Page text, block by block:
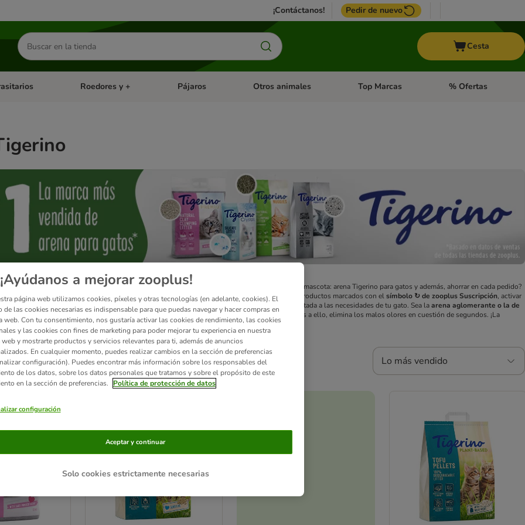
¡Contáctanos! Pedir de nuevo
Buscar
productos
Cesta
abierto: Dieta Vet.Menú de categoria abierto: Antiparasitarios
Roedores y + Menú de categoria abierto: Roedores y +
Pájaros Menú de categoria abierto: Pájaros
Otros animales Menú de categoria abierto: Otros animales
Top Marcas Menú de categoria
% Ofertas
zooplus Suscripción ↻puedes programar entregas periódicas de los productos favoritos de tu mascota: arena Tigerino para gatos y además, ahorrar en cada pedido?
descuento * en tu primer pedido y un -5% en los pedidos sucesivos. Solo tienes que elegir los productos marcados con elsímbolo ↻ de zooplus Suscripción, activar
de la compra, escoger el intervalo de envío y completar tu compra.
arena Tigerino está adaptada a las necesidades de tu gato. Sea laarena aglomerante o la de
alta calidad esincreíblemente absorbente y antibacteriana,aparte de cundir mucho. Gracias a ello, elimina los malos olores en cuestión de segundos. ¡La
Tigerino: una arena para cada necesidad.
Lo más vendido
been changed
¡Ayúdanos a mejorar zooplus!
página web utilizamos cookies, píxeles y otras tecnologías (en adelante, cookies). El
de las cookies necesarias es indispensable para que puedas navegar y hacer compras en
web. Con tu consentimiento, nos gustaría activar las cookies de rendimiento, las cookies
y las cookies con fines de marketing para poder mejorar tu experiencia en nuestra
web y mostrarte productos y servicios relevantes para ti, además de anuncios
En cualquier momento, puedes realizar cambios en la sección de preferencias
configuración). Puedes encontrar más información sobre los responsables del
de los datos, sobre los datos personales que tratamos y sobre el propósito de este
en la sección de preferencias.
Política de protección de datos
configuración
Solo cookies estrictamente necesarias
Aceptar y continuar